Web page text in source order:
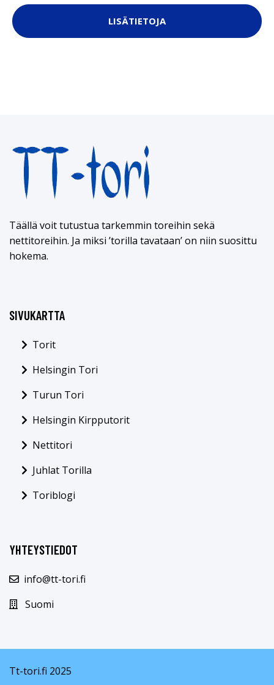
LISÄTIETOJA
Täällä voit tutustua tarkemmin toreihin sekä
nettitoreihin. Ja miksi ’torilla tavataan’ on niin suosittu
hokema.
SIVUKARTTA
Torit
Helsingin Tori
Turun Tori
Helsingin Kirpputorit
Nettitori
Juhlat Torilla
Toriblogi
YHTEYSTIEDOT
info@tt-tori.fi
Suomi
Tt-tori.fi 2025